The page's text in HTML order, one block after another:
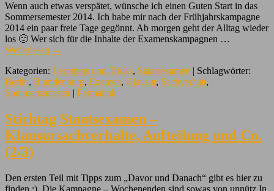
Wenn auch etwas verspätet, wünsche ich einen Guten Start in das
Sommersemester 2014. Ich habe mir nach der Frühjahrskampagne
2014 ein paar freie Tage gegönnt. Ab morgen geht der Alltag wieder
los 🙂 Wer sich für die Inhalte der Examenskampagnen …
Weiterlesen →
Kategorien: Lerntipps und Tricks, Staatsexamen | Schlagwörter:
Berlin, Brandenburg, Examen, Klausur, Sachverhalt,
Sommersemester| Permalink
Stichtag Staatsexamen –
Klausursachverhalte, Aufteilung und Co.
(2/3)
Den ersten Teil mit Tipps zum „Davor und Danach“ gibt es hier zu